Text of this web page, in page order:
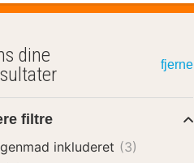
dine
fjerne
filtre
inkluderet (3)